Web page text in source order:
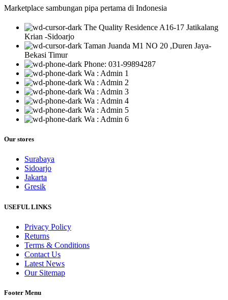
Marketplace sambungan pipa pertama di Indonesia
The Quality Residence A16-17 Jatikalang
Krian -Sidoarjo
Taman Juanda M1 NO 20 ,Duren Jaya-
Bekasi Timur
Phone: 031-99894287
Wa : Admin 1
Wa : Admin 2
Wa : Admin 3
Wa : Admin 4
Wa : Admin 5
Wa : Admin 6
Our stores
Surabaya
Sidoarjo
Jakarta
Gresik
USEFUL LINKS
Privacy Policy
Returns
Terms & Conditions
Contact Us
Latest News
Our Sitemap
Footer Menu